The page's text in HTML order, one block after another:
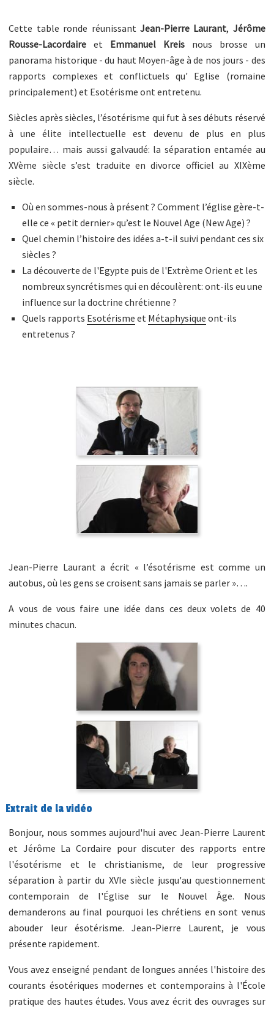
Cette table ronde réunissant Jean-Pierre Laurant, Jérôme
Rousse-Lacordaire et Emmanuel Kreis nous brosse un
panorama historique - du haut Moyen-âge à de nos jours - des
rapports complexes et conflictuels qu' Eglise (romaine
principalement) et Esotérisme ont entretenu.
Siècles après siècles, l’ésotérisme qui fut à ses débuts réservé
à une élite intellectuelle est devenu de plus en plus
populaire… mais aussi galvaudé: la séparation entamée au
XVème siècle s’est traduite en divorce officiel au XIXème
siècle.
Où en sommes-nous à présent ? Comment l’église gère-t-
elle ce « petit dernier» qu’est le Nouvel Age (New Age) ?
Quel chemin l’histoire des idées a-t-il suivi pendant ces six
siècles ?
La découverte de l'Egypte puis de l'Extrème Orient et les
nombreux syncrétismes qui en découlèrent: ont-ils eu une
influence sur la doctrine chrétienne ?
Quels rapports Esotérisme et Métaphysique ont-ils
entretenus ?
Jean-Pierre Laurant a écrit « l’ésotérisme est comme un
autobus, où les gens se croisent sans jamais se parler »….
A vous de vous faire une idée dans ces deux volets de 40
minutes chacun.
Extrait de la vidéo
Bonjour, nous sommes aujourd'hui avec Jean-Pierre Laurent
et Jérôme La Cordaire pour discuter des rapports entre
l'ésotérisme et le christianisme, de leur progressive
séparation à partir du XVIe siècle jusqu'au questionnement
contemporain de l'Église sur le Nouvel Âge. Nous
demanderons au final pourquoi les chrétiens en sont venus
abouder leur ésotérisme. Jean-Pierre Laurent, je vous
présente rapidement.
Vous avez enseigné pendant de longues années l'histoire des
courants ésotériques modernes et contemporains à l'École
pratique des hautes études. Vous avez écrit des ouvrages sur